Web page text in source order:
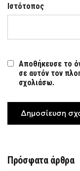
Ιστότοπος
Αποθήκευσε το
σε αυτόν τον
σχολιάσω.
Πρόσφατα άρθρα